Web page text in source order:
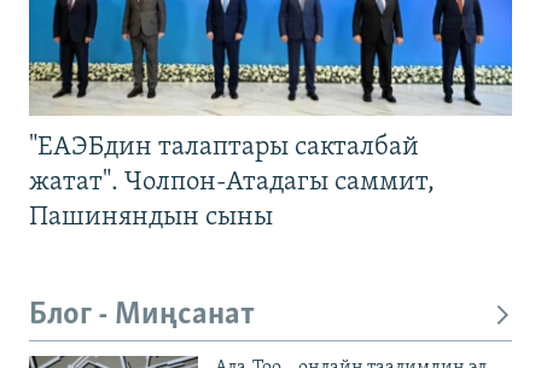
"ЕАЭБдин талаптары сакталбай
жатат". Чолпон-Атадагы саммит,
Пашиняндын сыны
Блог - Миңсанат